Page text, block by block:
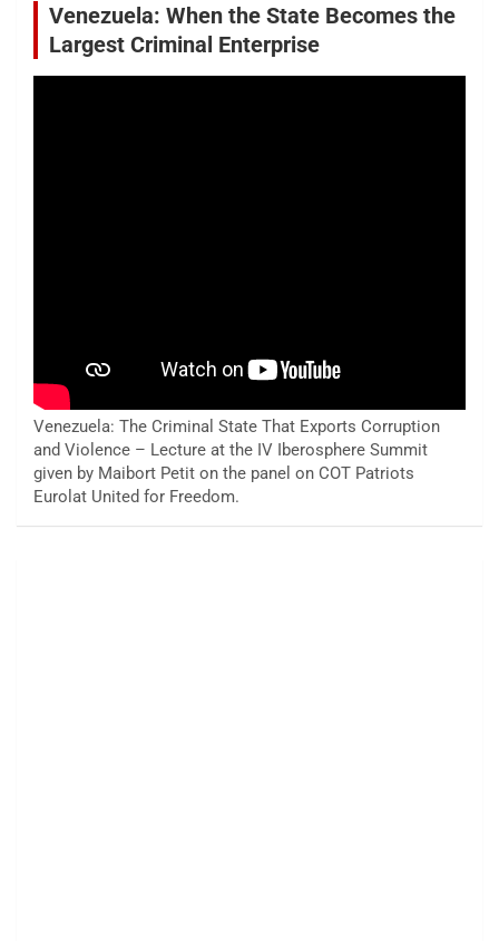
Venezuela: When the State Becomes the
Largest Criminal Enterprise
Venezuela: The Criminal State That Exports Corruption
and Violence – Lecture at the IV Iberosphere Summit
given by Maibort Petit on the panel on COT Patriots
Eurolat United for Freedom.